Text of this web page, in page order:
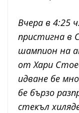
Вчера в 4:25
пристигна в
шампион на
от Хари
идване бе
бе бързо
стекъл